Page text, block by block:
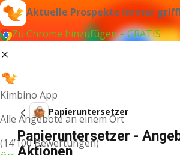
Aktuelle Prospekte immer
Zu Chrome hinzufügen – GRATIS
Kimbino App
Alle Angebote an einem Ort
(14’100 Bewertungen)
Papieruntersetzer
Papieruntersetzer -
Aktionen